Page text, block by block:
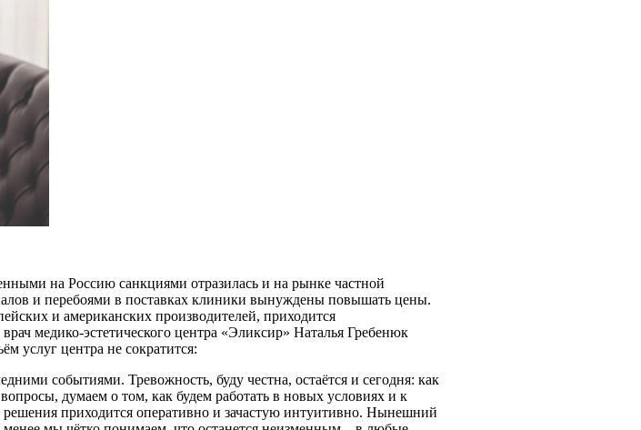
на Россию санкциями отразилась и на рынке частной
и перебоями в поставках клиники вынуждены повышать цены.
и американских производителей, приходится
медико-эстетического центра «Эликсир» Наталья Гребенюк
услуг центра не сократится:
событиями. Тревожность, буду честна, остаётся и сегодня: как
думаем о том, как будем работать в новых условиях и к
приходится оперативно и зачастую интуитивно. Нынешний